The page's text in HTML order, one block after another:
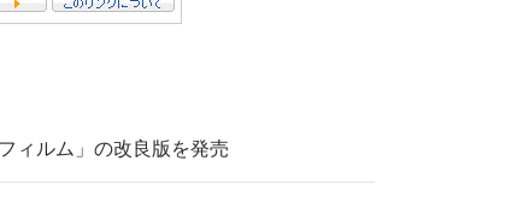
ィルム」の改良版を発売